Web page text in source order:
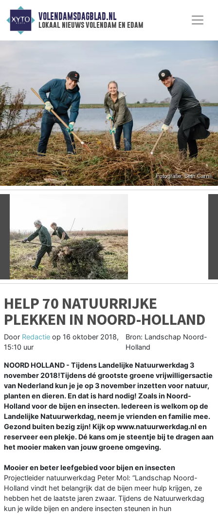
VOLENDAMSDAGBLAD.NL
lokaal nieuws volendam en edam
Vorige
HELP 70 NATUURRIJKE
PLEKKEN IN NOORD-HOLLAND
Door Redactie op 16 oktober 2018,
15:10 uur
Bron: Landschap Noord-
Holland
NOORD HOLLAND - Tijdens Landelijke Natuurwerkdag 3
november 2018!Tijdens dé grootste groene vrijwilligersactie
van Nederland kun je je op 3 november inzetten voor natuur,
planten en dieren. En dat is hard nodig! Zoals in Noord-
Holland voor de bijen en insecten. Iedereen is welkom op de
Landelijke Natuurwerkdag, neem je vrienden en familie mee.
Gezond buiten bezig zijn! Kijk op www.natuurwerkdag.nl en
reserveer een plekje. Dé kans om je steentje bij te dragen aan
het mooier maken van jouw groene omgeving.
Mooier en beter leefgebied voor bijen en insecten
Projectleider natuurwerkdag Peter Mol: “Landschap Noord-
Holland vindt het belangrijk dat de bijen meer hulp krijgen, ze
hebben het de laatste jaren zwaar. Tijdens de Natuurwerkdag
kun je wilde bijen en andere insecten steunen in hun